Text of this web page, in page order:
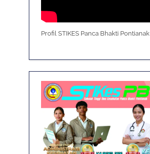
Profil STIKES Panca Bhakti Pontianak